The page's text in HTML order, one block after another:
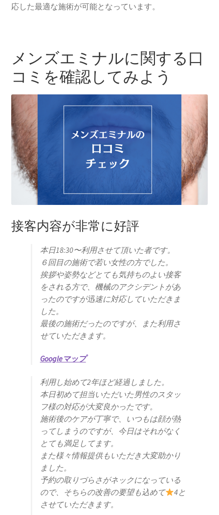
応した最適な施術が可能となっています。
メンズエミナルに関する口
コミを確認してみよう
接客内容が非常に好評
本日18:30〜利用させて頂いた者です。
６回目の施術で若い女性の方でした。
挨拶や姿勢などとても気持ちのよい接客
をされる方で、機械のアクシデントがあ
ったのですが迅速に対応していただきま
した。
最後の施術だったのですが、また利用さ
せていただきます。
Googleマップ
利用し始めて2年ほど経過しました。
本日初めて担当いただいた男性のスタッ
フ様の対応が大変良かったです。
施術後のケアが丁寧で、いつもは顔が熱
ってしまうのですが、今日はそれがなく
とても満足してます。
また様々情報提供もいただき大変助かり
ました。
予約の取りづらさがネックになっている
ので、そちらの改善の要望も込めて
4と
させていただきます。